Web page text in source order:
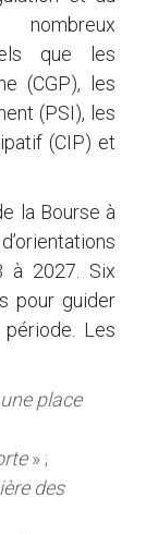
que les
(CGP), les
(PSI), les
(CIP) et
la Bourse à
à 2027. Six
pour guider
période. Les
place
» ;
des